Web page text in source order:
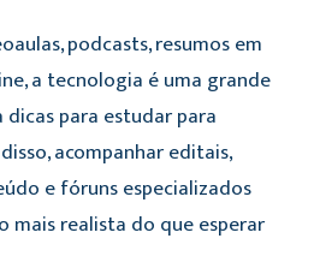
podcasts, resumos em
a tecnologia é uma grande
para estudar para
acompanhar editais,
e fóruns especializados
mais realista do que esperar